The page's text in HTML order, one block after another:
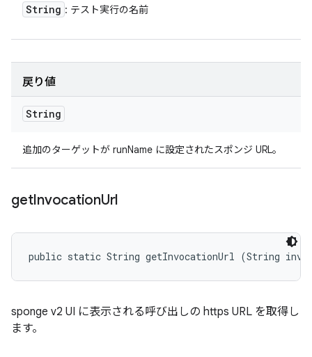
String : テスト実行の名前
戻り値
String
追加のターゲットが runName に設定されたスポンジ URL。
getInvocationUrl
public static String getInvocationUrl (String
sponge v2 UI に表示される呼び出しの https URL を取得し
ます。